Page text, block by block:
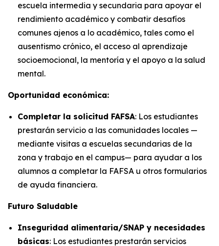
escuela intermedia y secundaria para apoyar el
rendimiento académico y combatir desafíos
comunes ajenos a lo académico, tales como el
ausentismo crónico, el acceso al aprendizaje
socioemocional, la mentoría y el apoyo a la salud
mental.
Oportunidad económica:
Completar la solicitud FAFSA: Los estudiantes
prestarán servicio a las comunidades locales —
mediante visitas a escuelas secundarias de la
zona y trabajo en el campus— para ayudar a los
alumnos a completar la FAFSA u otros formularios
de ayuda financiera.
Futuro Saludable
Inseguridad alimentaria/SNAP y necesidades
básicas: Los estudiantes prestarán servicios